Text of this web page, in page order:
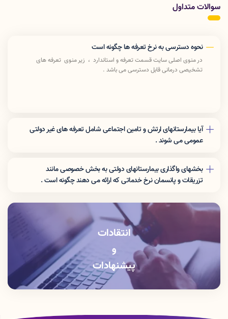
سوالات متداول
نحوه دسترسی به نرخ تعرفه ها چگونه است
در منوی اصلی سایت قسمت تعرفه و استاندارد ، زیر منوی تعرفه های
تشخیصی درمانی قابل دسترسی می باشد .
آیا بیمارستانهای ارتش و تامین اجتماعی شامل تعرفه های غیر دولتی
عمومی می شوند .
بخشهای واگذاری بیمارستانهای دولتی به بخش خصوصی مانند
تزریقات و پانسمان نرخ خدماتی که اراِئه می دهند چگونه است .
انتقادات
و
پیشنهادات